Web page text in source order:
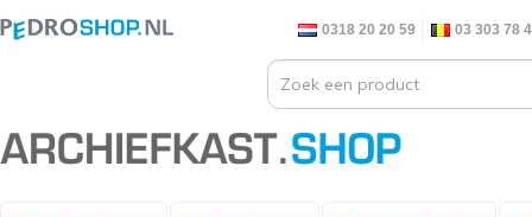
0318 20 20 59 03 303 78